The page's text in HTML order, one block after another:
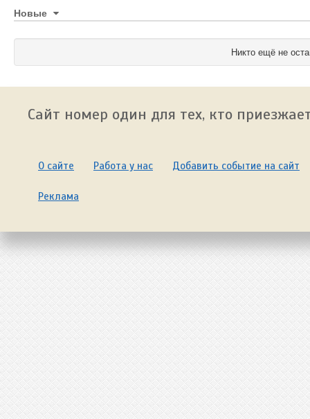
Новые
Никто ещё не
Сайт номер один для тех, кто
О сайте Работа у нас Добавить событие на сайт
Реклама